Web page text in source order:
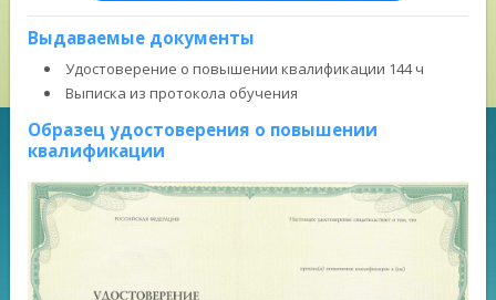
Выдаваемые документы
Удостоверение о повышении квалификации 144 ч
Выписка из протокола обучения
Образец удостоверения о повышении
квалификации